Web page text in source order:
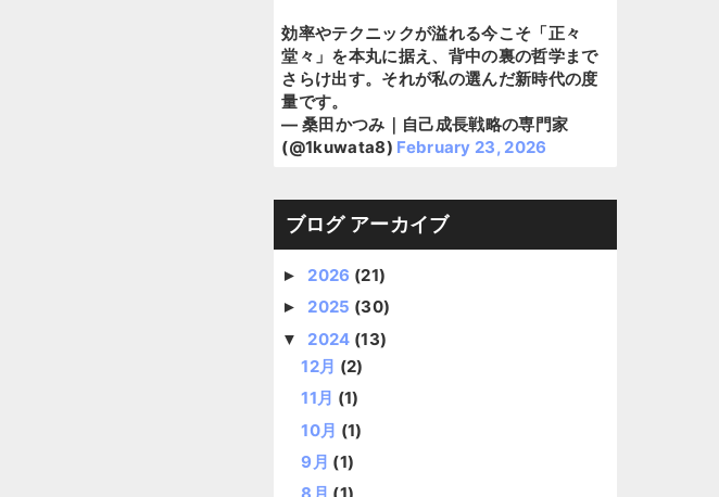
効率やテクニックが溢れる今こそ「正々
堂々」を本丸に据え、背中の裏の哲学まで
さらけ出す。それが私の選んだ新時代の度
量です。
— 桑田かつみ｜自己成長戦略の専門家
(@1kuwata8) February 23, 2026
ブログ アーカイブ
► 2026 (21)
► 2025 (30)
▼ 2024 (13)
12月 (2)
11月 (1)
10月 (1)
9月 (1)